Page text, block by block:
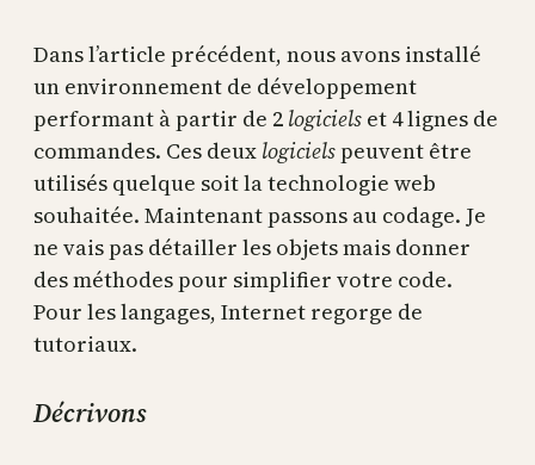
Dans l’article précédent, nous avons installé
un environnement de développement
performant à partir de 2 logiciels et 4 lignes de
commandes. Ces deux logiciels peuvent être
utilisés quelque soit la technologie web
souhaitée. Maintenant passons au codage. Je
ne vais pas détailler les objets mais donner
des méthodes pour simplifier votre code.
Pour les langages, Internet regorge de
tutoriaux.
Décrivons